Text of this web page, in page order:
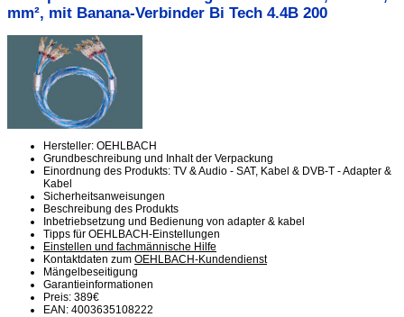
mm², mit Banana-Verbinder Bi Tech 4.4B 200
Hersteller: OEHLBACH
Grundbeschreibung und Inhalt der Verpackung
Einordnung des Produkts: TV & Audio - SAT, Kabel & DVB-T - Adapter &
Kabel
Sicherheitsanweisungen
Beschreibung des Produkts
Inbetriebsetzung und Bedienung von adapter & kabel
Tipps für OEHLBACH-Einstellungen
Einstellen und fachmännische Hilfe
Kontaktdaten zum OEHLBACH-Kundendienst
Mängelbeseitigung
Garantieinformationen
Preis: 389€
EAN: 4003635108222